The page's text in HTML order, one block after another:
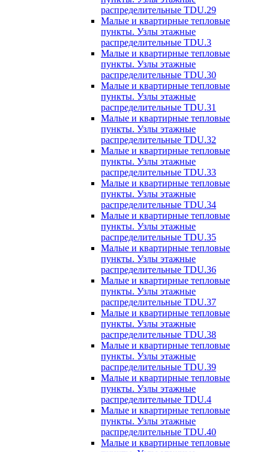
распределительные TDU.29
Малые и квартирные тепловые
пункты. Узлы этажные
распределительные TDU.3
Малые и квартирные тепловые
пункты. Узлы этажные
распределительные TDU.30
Малые и квартирные тепловые
пункты. Узлы этажные
распределительные TDU.31
Малые и квартирные тепловые
пункты. Узлы этажные
распределительные TDU.32
Малые и квартирные тепловые
пункты. Узлы этажные
распределительные TDU.33
Малые и квартирные тепловые
пункты. Узлы этажные
распределительные TDU.34
Малые и квартирные тепловые
пункты. Узлы этажные
распределительные TDU.35
Малые и квартирные тепловые
пункты. Узлы этажные
распределительные TDU.36
Малые и квартирные тепловые
пункты. Узлы этажные
распределительные TDU.37
Малые и квартирные тепловые
пункты. Узлы этажные
распределительные TDU.38
Малые и квартирные тепловые
пункты. Узлы этажные
распределительные TDU.39
Малые и квартирные тепловые
пункты. Узлы этажные
распределительные TDU.4
Малые и квартирные тепловые
пункты. Узлы этажные
распределительные TDU.40
Малые и квартирные тепловые